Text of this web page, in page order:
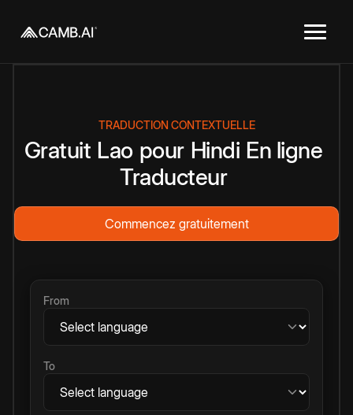
TRADUCTION CONTEXTUELLE
Gratuit Lao pour Hindi En ligne
Traducteur
Commencez gratuitement
From
To